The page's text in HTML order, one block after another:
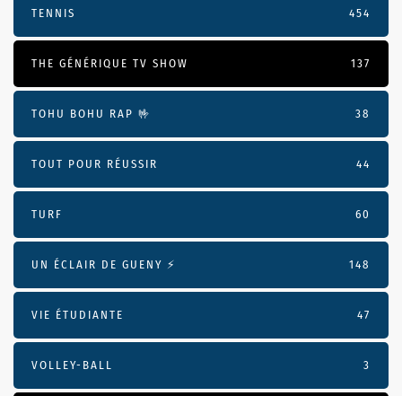
TENNIS 454
THE GÉNÉRIQUE TV SHOW 137
TOHU BOHU RAP 🤟 38
TOUT POUR RÉUSSIR 44
TURF 60
UN ÉCLAIR DE GUENY ⚡️ 148
VIE ÉTUDIANTE 47
VOLLEY-BALL 3